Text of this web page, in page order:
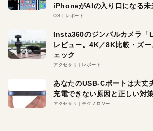
iPhoneがAIの入り口になる未
OS レポート
Insta360のジンバルカメラ
レビュー。4K／8K比較・ズ
ェック
アクセサリ レポート
あなたのUSB-Cポートは大丈
充電できない原因と正しい対策
アクセサリ テクノロジー